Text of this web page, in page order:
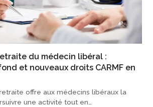
du médecin libéral :
et nouveaux droits CARMF en
offre aux médecins libéraux la
une activité tout en…